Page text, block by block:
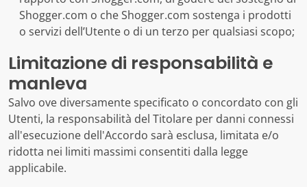
Shogger.com o che Shogger.com sostenga i prodotti
o servizi dell’Utente o di un terzo per qualsiasi scopo;
Limitazione di responsabilità e
manleva
Salvo ove diversamente specificato o concordato con gli
Utenti, la responsabilità del Titolare per danni connessi
all'esecuzione dell'Accordo sarà esclusa, limitata e/o
ridotta nei limiti massimi consentiti dalla legge
applicabile.